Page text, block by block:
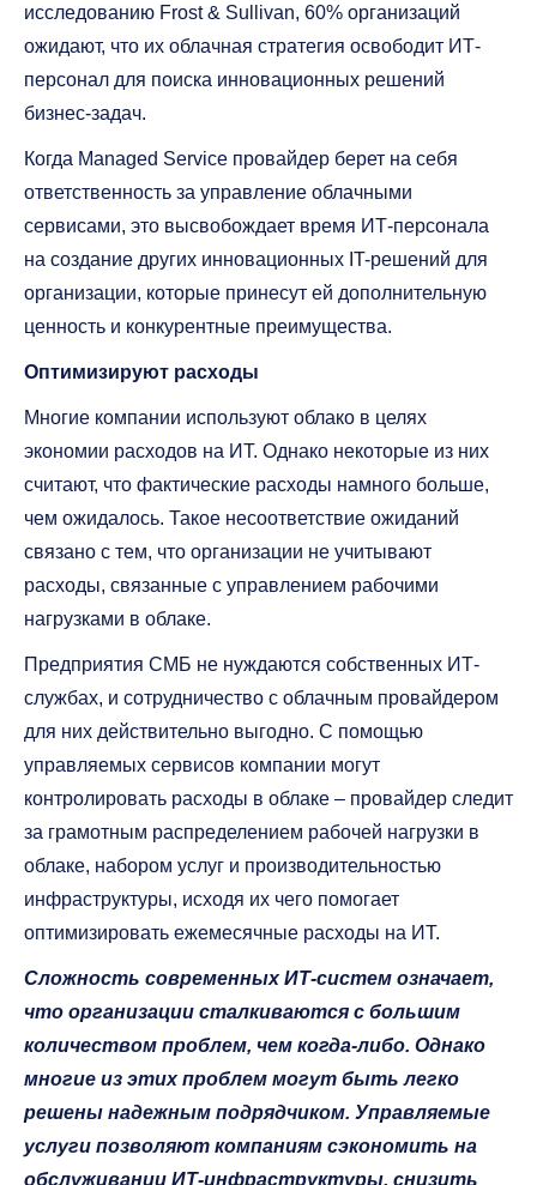
исследованию Frost & Sullivan, 60% организаций
ожидают, что их облачная стратегия освободит ИТ-
персонал для поиска инновационных решений
бизнес-задач.
Когда Managed Service провайдер берет на себя
ответственность за управление облачными
сервисами, это высвобождает время ИТ-персонала
на создание других инновационных IT-решений для
организации, которые принесут ей дополнительную
ценность и конкурентные преимущества.
Оптимизируют расходы
Многие компании используют облако в целях
экономии расходов на ИТ. Однако некоторые из них
считают, что фактические расходы намного больше,
чем ожидалось. Такое несоответствие ожиданий
связано с тем, что организации не учитывают
расходы, связанные с управлением рабочими
нагрузками в облаке.
Предприятия СМБ не нуждаются собственных ИТ-
службах, и сотрудничество с облачным провайдером
для них действительно выгодно. С помощью
управляемых сервисов компании могут
контролировать расходы в облаке – провайдер следит
за грамотным распределением рабочей нагрузки в
облаке, набором услуг и производительностью
инфраструктуры, исходя их чего помогает
оптимизировать ежемесячные расходы на ИТ.
Сложность современных ИТ-систем означает,
что организации сталкиваются с большим
количеством проблем, чем когда-либо. Однако
многие из этих проблем могут быть легко
решены надежным подрядчиком. Управляемые
услуги позволяют компаниям сэкономить на
обслуживании ИТ-инфраструктуры, снизить